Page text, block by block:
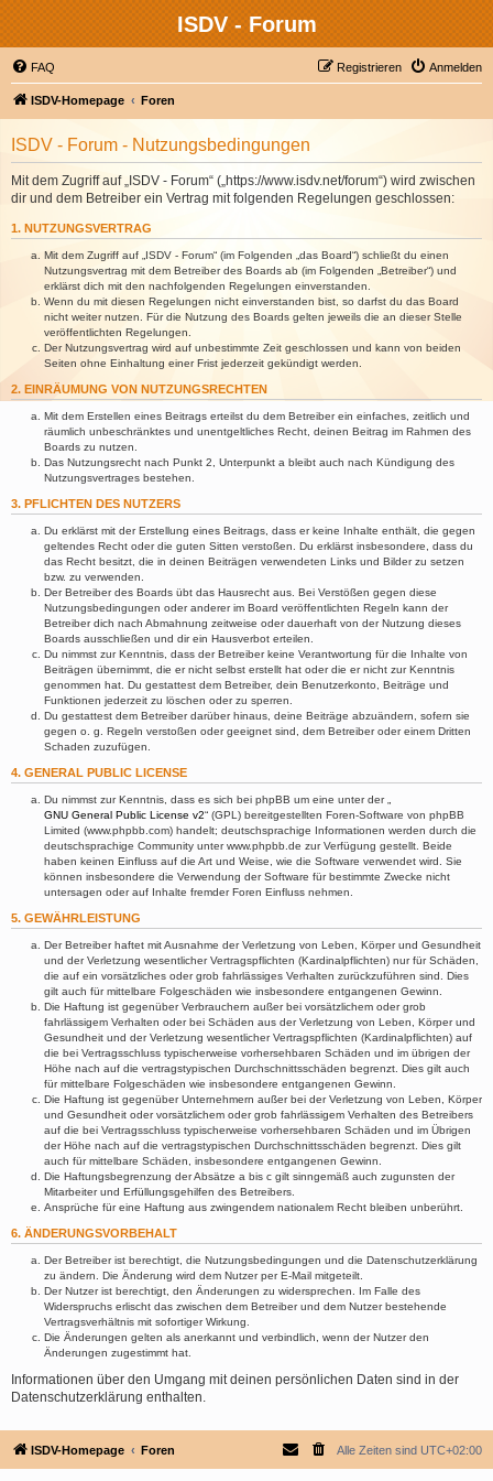
ISDV - Forum
FAQ Anmelden
Registrieren
ISDV-Homepage Foren
ISDV - Forum - Nutzungsbedingungen
Mit dem Zugriff auf „ISDV - Forum“ („https://www.isdv.net/forum“) wird zwischen
dir und dem Betreiber ein Vertrag mit folgenden Regelungen geschlossen:
1. NUTZUNGSVERTRAG
Mit dem Zugriff auf „ISDV - Forum“ (im Folgenden „das Board“) schließt du einen
Nutzungsvertrag mit dem Betreiber des Boards ab (im Folgenden „Betreiber“) und
erklärst dich mit den nachfolgenden Regelungen einverstanden.
Wenn du mit diesen Regelungen nicht einverstanden bist, so darfst du das Board
nicht weiter nutzen. Für die Nutzung des Boards gelten jeweils die an dieser Stelle
veröffentlichten Regelungen.
Der Nutzungsvertrag wird auf unbestimmte Zeit geschlossen und kann von beiden
Seiten ohne Einhaltung einer Frist jederzeit gekündigt werden.
2. EINRÄUMUNG VON NUTZUNGSRECHTEN
Mit dem Erstellen eines Beitrags erteilst du dem Betreiber ein einfaches, zeitlich und
räumlich unbeschränktes und unentgeltliches Recht, deinen Beitrag im Rahmen des
Boards zu nutzen.
Das Nutzungsrecht nach Punkt 2, Unterpunkt a bleibt auch nach Kündigung des
Nutzungsvertrages bestehen.
3. PFLICHTEN DES NUTZERS
Du erklärst mit der Erstellung eines Beitrags, dass er keine Inhalte enthält, die gegen
geltendes Recht oder die guten Sitten verstoßen. Du erklärst insbesondere, dass du
das Recht besitzt, die in deinen Beiträgen verwendeten Links und Bilder zu setzen
bzw. zu verwenden.
Der Betreiber des Boards übt das Hausrecht aus. Bei Verstößen gegen diese
Nutzungsbedingungen oder anderer im Board veröffentlichten Regeln kann der
Betreiber dich nach Abmahnung zeitweise oder dauerhaft von der Nutzung dieses
Boards ausschließen und dir ein Hausverbot erteilen.
Du nimmst zur Kenntnis, dass der Betreiber keine Verantwortung für die Inhalte von
Beiträgen übernimmt, die er nicht selbst erstellt hat oder die er nicht zur Kenntnis
genommen hat. Du gestattest dem Betreiber, dein Benutzerkonto, Beiträge und
Funktionen jederzeit zu löschen oder zu sperren.
Du gestattest dem Betreiber darüber hinaus, deine Beiträge abzuändern, sofern sie
gegen o. g. Regeln verstoßen oder geeignet sind, dem Betreiber oder einem Dritten
Schaden zuzufügen.
4. GENERAL PUBLIC LICENSE
Du nimmst zur Kenntnis, dass es sich bei phpBB um eine unter der „
GNU General Public License v2“ (GPL) bereitgestellten Foren-Software von phpBB
Limited (www.phpbb.com) handelt; deutschsprachige Informationen werden durch die
deutschsprachige Community unter www.phpbb.de zur Verfügung gestellt. Beide
haben keinen Einfluss auf die Art und Weise, wie die Software verwendet wird. Sie
können insbesondere die Verwendung der Software für bestimmte Zwecke nicht
untersagen oder auf Inhalte fremder Foren Einfluss nehmen.
5. GEWÄHRLEISTUNG
Der Betreiber haftet mit Ausnahme der Verletzung von Leben, Körper und Gesundheit
und der Verletzung wesentlicher Vertragspflichten (Kardinalpflichten) nur für Schäden,
die auf ein vorsätzliches oder grob fahrlässiges Verhalten zurückzuführen sind. Dies
gilt auch für mittelbare Folgeschäden wie insbesondere entgangenen Gewinn.
Die Haftung ist gegenüber Verbrauchern außer bei vorsätzlichem oder grob
fahrlässigem Verhalten oder bei Schäden aus der Verletzung von Leben, Körper und
Gesundheit und der Verletzung wesentlicher Vertragspflichten (Kardinalpflichten) auf
die bei Vertragsschluss typischerweise vorhersehbaren Schäden und im übrigen der
Höhe nach auf die vertragstypischen Durchschnittsschäden begrenzt. Dies gilt auch
für mittelbare Folgeschäden wie insbesondere entgangenen Gewinn.
Die Haftung ist gegenüber Unternehmern außer bei der Verletzung von Leben, Körper
und Gesundheit oder vorsätzlichem oder grob fahrlässigem Verhalten des Betreibers
auf die bei Vertragsschluss typischerweise vorhersehbaren Schäden und im Übrigen
der Höhe nach auf die vertragstypischen Durchschnittsschäden begrenzt. Dies gilt
auch für mittelbare Schäden, insbesondere entgangenen Gewinn.
Die Haftungsbegrenzung der Absätze a bis c gilt sinngemäß auch zugunsten der
Mitarbeiter und Erfüllungsgehilfen des Betreibers.
Ansprüche für eine Haftung aus zwingendem nationalem Recht bleiben unberührt.
6. ÄNDERUNGSVORBEHALT
Der Betreiber ist berechtigt, die Nutzungsbedingungen und die Datenschutzerklärung
zu ändern. Die Änderung wird dem Nutzer per E-Mail mitgeteilt.
Der Nutzer ist berechtigt, den Änderungen zu widersprechen. Im Falle des
Widerspruchs erlischt das zwischen dem Betreiber und dem Nutzer bestehende
Vertragsverhältnis mit sofortiger Wirkung.
Die Änderungen gelten als anerkannt und verbindlich, wenn der Nutzer den
Änderungen zugestimmt hat.
Informationen über den Umgang mit deinen persönlichen Daten sind in der
Datenschutzerklärung enthalten.
ISDV-Homepage Foren Alle Zeiten sind UTC+02:00